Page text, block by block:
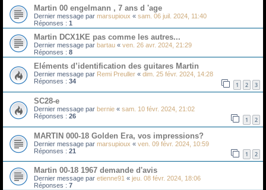
Martin 00 engelmann , 7 ans d 'age
Dernier message par marsupioux « sam. 06 juil. 2024, 11:40
Réponses : 1
Martin DCX1KE pas comme les autres...
Dernier message par bartau « ven. 26 avr. 2024, 21:29
Réponses : 8
Eléments d’identification des guitares Martin
Dernier message par Remi Preuller « dim. 25 févr. 2024, 14:28
Réponses : 34 1 2 3
SC28-e
Dernier message par bernie « sam. 10 févr. 2024, 21:02
Réponses : 26 1 2
MARTIN 000-18 Golden Era, vos impressions?
Dernier message par marsupioux « ven. 09 févr. 2024, 10:59
Réponses : 21 1 2
Martin 00-18 1967 demande d'avis
Dernier message par etienne91 « jeu. 08 févr. 2024, 18:06
Réponses : 7